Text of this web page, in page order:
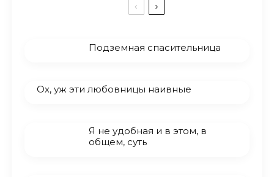
Подземная спасительница
Ох, уж эти любовницы наивные
Я не удобная и в этом, в
общем, суть